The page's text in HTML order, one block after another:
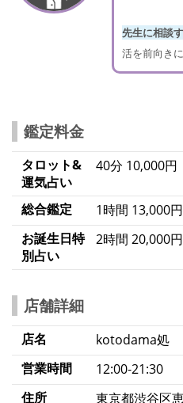
先生に相談
活を前向き
鑑定料金
タロット&
運気占い
40分 10,000円
総合鑑定
1時間 13,000
お誕生日特
別占い
2時間 20,000円
店舗詳細
店名
kotodama処
営業時間
12:00‐21:30
住所
東京都渋谷区